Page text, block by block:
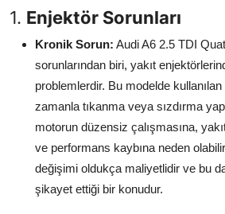
Dizel Sistemler
Multimedya & Elektronik
1. Enjektör Sorunları
Kronik Sorun: Audi A6 2.5 TDI
sorunlarından biri, yakıt
problemlerdir. Bu modelde
zamanla tıkanma veya sızdırma
motorun düzensiz çalışmasına,
ve performans kaybına neden
değişimi oldukça maliyetlidir ve bu da
şikayet ettiği bir konudur.